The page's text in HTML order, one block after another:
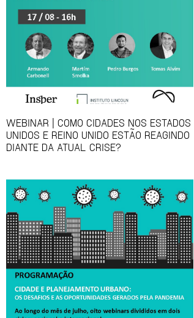
WEBINAR | COMO CIDADES NOS ESTADOS
UNIDOS E REINO UNIDO ESTÃO REAGINDO
DIANTE DA ATUAL CRISE?